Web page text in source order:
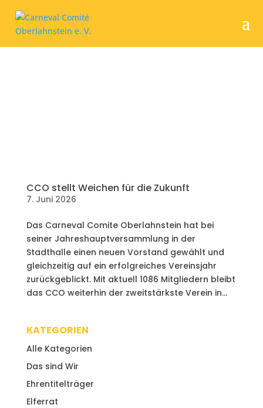
CCO stellt Weichen für die Zukunft
7. Juni 2026
Das Carneval Comite Oberlahnstein hat bei
seiner Jahreshauptversammlung in der
Stadthalle einen neuen Vorstand gewählt und
gleichzeitig auf ein erfolgreiches Vereinsjahr
zurückgeblickt. Mit aktuell 1086 Mitgliedern bleibt
das CCO weiterhin der zweitstärkste Verein in...
KATEGORIEN
Alle Kategorien
Das sind Wir
Ehrentitelträger
Elferrat